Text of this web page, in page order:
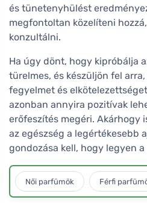
és tünetenyhülést
megfontoltan közelíteni
konzultálni.
Ha úgy dönt, hogy kipróbálja
türelmes, és készüljön fel
fegyelmet és
azonban annyira pozitívak
erőfeszítés megéri. Akárhogy
az egészség a legértékesebb
gondozása kell, hogy legyen
Női parfümök Férfi